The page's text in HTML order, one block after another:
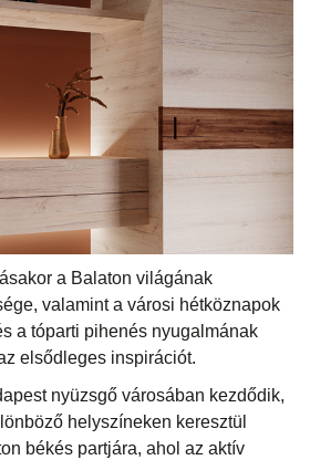
a Balaton világának
valamint a városi hétköznapok
a tóparti pihenés nyugalmának
elsődleges inspirációt.
nyüzsgő városában kezdődik,
helyszíneken keresztül
békés partjára, ahol az aktív